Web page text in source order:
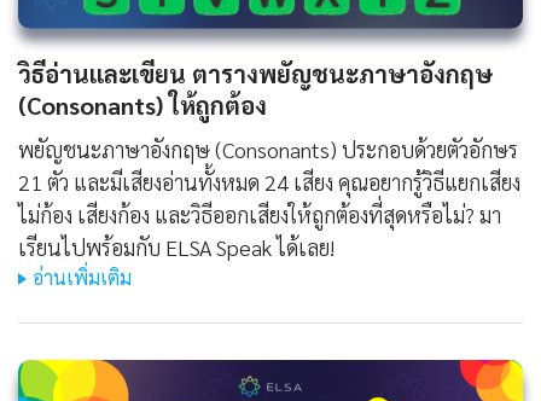
วิธีอ่านและเขียน ตารางพยัญชนะภาษาอังกฤษ
(Consonants) ให้ถูกต้อง
พยัญชนะภาษาอังกฤษ (Consonants) ประกอบด้วยตัวอักษร
21 ตัว และมีเสียงอ่านทั้งหมด 24 เสียง คุณอยากรู้วิธีแยกเสียง
ไม่ก้อง เสียงก้อง และวิธีออกเสียงให้ถูกต้องที่สุดหรือไม่? มา
เรียนไปพร้อมกับ ELSA Speak ได้เลย!
อ่านเพิ่มเติม